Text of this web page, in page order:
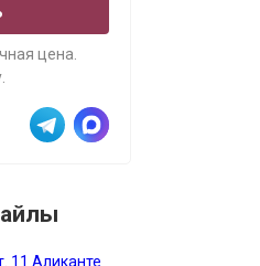
цена.
11 Аликанте